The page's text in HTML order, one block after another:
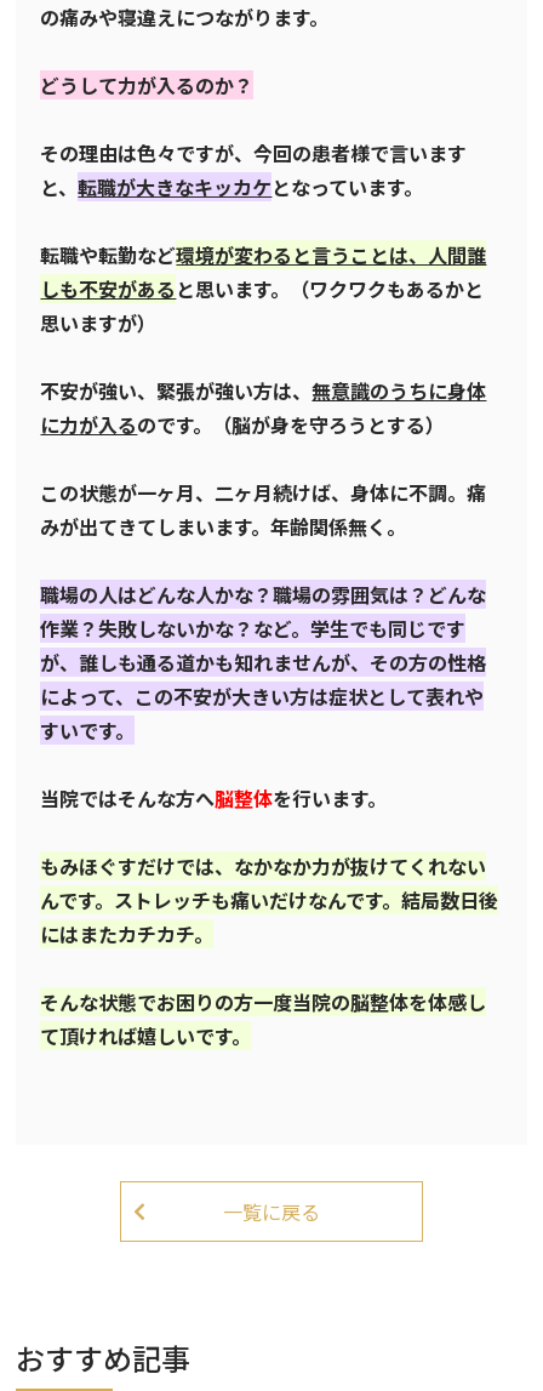
の痛みや寝違えにつながります。
どうして力が入るのか？
その理由は色々ですが、今回の患者様で言います
と、転職が大きなキッカケとなっています。
転職や転勤など環境が変わると言うことは、人間誰
しも不安がある と思います。（ワクワクもあるかと
思いますが）
不安が強い、緊張が強い方は、無意識のうちに身体
に力が入るのです。（脳が身を守ろうとする）
この状態が一ヶ月、二ヶ月続けば、身体に不調。痛
みが出てきてしまいます。年齢関係無く。
職場の人はどんな人かな？職場の雰囲気は？どんな
作業？失敗しないかな？など。学生でも同じです
が、誰しも通る道かも知れませんが、その方の性格
によって、この不安が大きい方は症状として表れや
すいです。
当院ではそんな方へ脳整体を行います。
もみほぐすだけでは、なかなか力が抜けてくれない
んです。ストレッチも痛いだけなんです。結局数日後
にはまたカチカチ。
そんな状態でお困りの方一度当院の脳整体を体感し
て頂ければ嬉しいです。
一覧に戻る
おすすめ記事